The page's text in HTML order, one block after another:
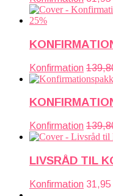
Konfirmation
Konfirmation
LIVSRÅD TIL
Konfirmation 31,95